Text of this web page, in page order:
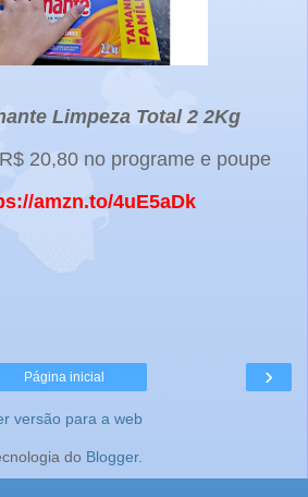
Limpeza Total 2 2Kg
20,80 no programe e poupe
amzn.to/4uE5aDk
›
Página inicial
versão para a web
do Blogger.